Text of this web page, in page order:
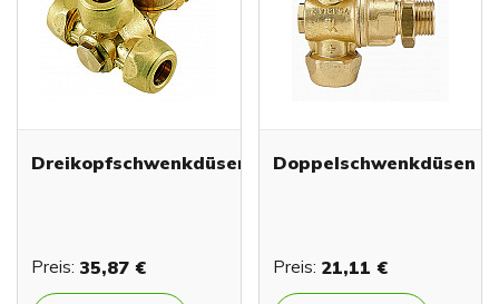
Dreikopfschwenkdüsen
Preis: 35,87 €
Doppelschwenkdüsen
Preis: 21,11 €